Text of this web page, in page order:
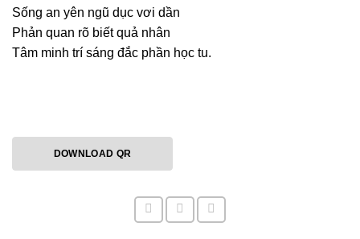
Sống an yên ngũ dục vơi dần
Phản quan rõ biết quả nhân
Tâm minh trí sáng đắc phần học tu.
DOWNLOAD QR